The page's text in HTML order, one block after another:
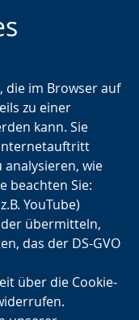
die im Browser auf
zu einer
kann. Sie
wie
beachten Sie:
YouTube)
übermitteln,
das der DS-GVO
über die Cookie-